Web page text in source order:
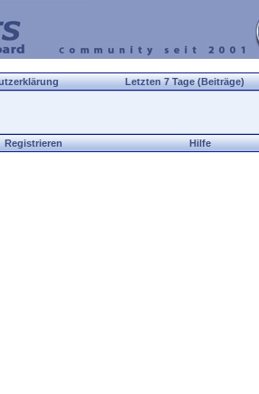
Letzten 7 Tage (Beiträge)
Registrieren Hilfe